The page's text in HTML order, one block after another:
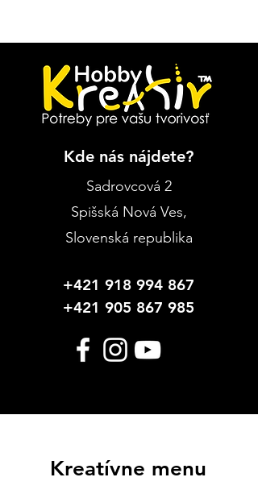
Kde nás nájdete?
Sadrovcová 2
Spišská Nová Ves,
Slovenská republika
+421 918 994 867
+421 905 867 985
Kreatívne menu